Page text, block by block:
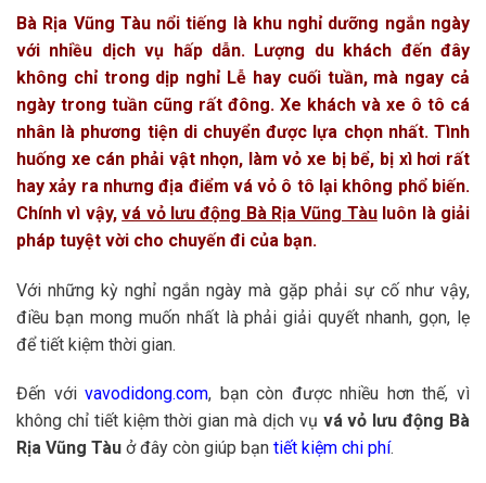
Bà Rịa Vũng Tàu nổi tiếng là khu nghỉ dưỡng ngắn ngày
với nhiều dịch vụ hấp dẫn. Lượng du khách đến đây
không chỉ trong dịp nghỉ Lễ hay cuối tuần, mà ngay cả
ngày trong tuần cũng rất đông. Xe khách và xe ô tô cá
nhân là phương tiện di chuyển được lựa chọn nhất. Tình
huống xe cán phải vật nhọn, làm vỏ xe bị bể, bị xì hơi rất
hay xảy ra nhưng địa điểm vá vỏ ô tô lại không phổ biến.
Chính vì vậy,vá vỏ lưu động Bà Rịa Vũng Tàuluôn là giải
pháp tuyệt vời cho chuyến đi của bạn.
Với những kỳ nghỉ ngắn ngày mà gặp phải sự cố như vậy,
điều bạn mong muốn nhất là phải giải quyết nhanh, gọn, lẹ
để tiết kiệm thời gian.
Đến vớivavodidong.com, bạn còn được nhiều hơn thế, vì
không chỉ tiết kiệm thời gian mà dịch vụ vá vỏ lưu động Bà
Rịa Vũng Tàu ở đây còn giúp bạn tiết kiệm chi phí.